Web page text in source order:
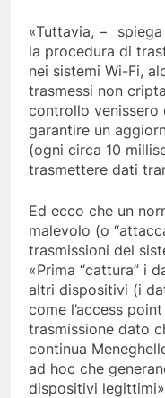
«Tuttavia, −
la procedura di
nei sistemi Wi-Fi,
trasmessi non
controllo
garantire un
(ogni circa 10
trasmettere dati
Ed ecco che un
malevolo (o
trasmissioni del
«Prima “cattura” i
altri dispositivi (i
come l’access
trasmissione dato
continua
ad hoc che
dispositivi